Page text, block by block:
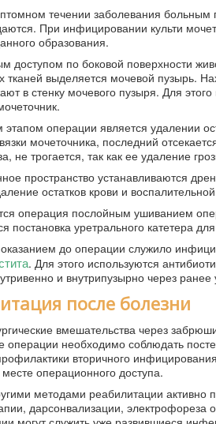
течении заболевания больным
При инфицировании культи
образования.
доступом по боковой поверхности
выделяется мочевой пузырь.
в стенку мочевого пузыря. Для
операции является удалении
мочеточника, последний
не трогается, так как ее удаление
пространство устанавливаются
остатков крови и
операция послойным ушиванием
постановка уретрального катетера
до операции служило
. Для этого используются
и внутрипузырно через
после болезни
вмешательства через
операции необходимо соблюдать
вторичного
операционного доступа.
методами реабилитации активно
дарсонвализации,